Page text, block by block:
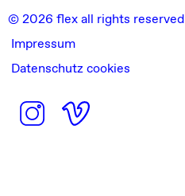
© 2026 flex all rights reserved
Impressum
Datenschutz cookies